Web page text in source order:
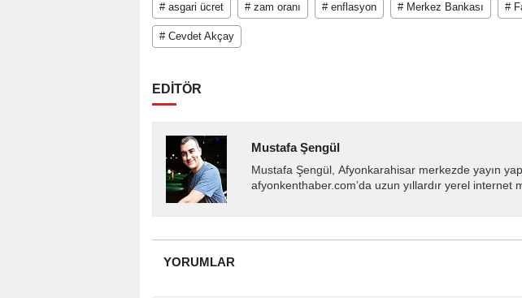
# asgari ücret # zam oranı # enflasyon # Merkez Bankası #
# Cevdet Akçay
EDİTÖR
Mustafa Şengül
Mustafa Şengül, Afyonkarahisar merkezde yayın
afyonkenthaber.com’da uzun yıllardır yerel internet
YORUMLAR